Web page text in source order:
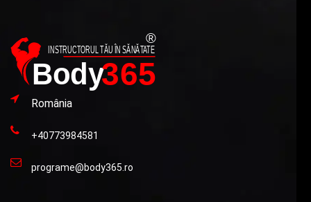
România
+40773984581
programe@body365.ro